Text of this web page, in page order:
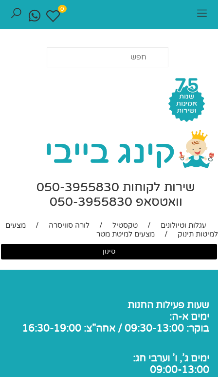
שירות לקוחות 050-3955830
וואטסאפ 050-3955830
0
עגלות וטיולונים / טקסטיל / לורה סוויסרה /
מצעים
למיטות תינוק
/ מצעים למיטת מטר
סינון
שעות פעילות החנות
ימים א-ה:
בוקר: 09:30-13:00 / אחה"צ: 16:30-19:00
ימים ג', ו' וערבי חג:
09:00-13:00